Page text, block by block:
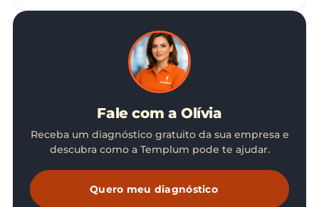
Fale com a Olívia
Receba um diagnóstico gratuito da sua empresa e
descubra como a Templum pode te ajudar.
Quero meu diagnóstico